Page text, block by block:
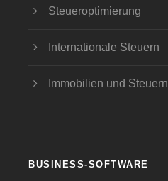
Steueroptimierung
Internationale Steuern
Immobilien und Steuern
BUSINESS-SOFTWARE